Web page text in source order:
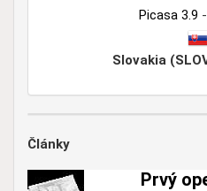
Picasa 3.9
Slovakia
Články
Prvý